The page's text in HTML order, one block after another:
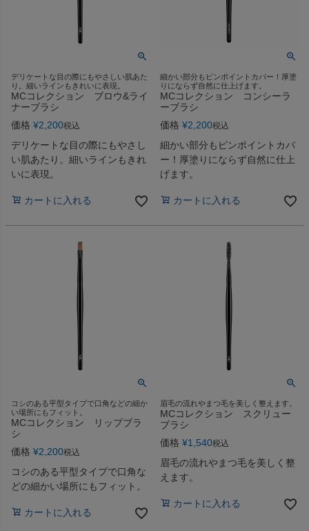
デリケートな目の際にもやさしい肌あた
り。細いラインもきれいに表現。
MCコレクション ブロウ&ライ
ナーブラシ
価格 ¥2,200税込
デリケートな目の際にもやさし
い肌あたり。細いラインもきれ
いに表現。
カートに入れる
細かい部分もピンポイントカバー！厚塗
りにならず自然に仕上げます。
MCコレクション コンシーラ
ーブラシ
価格 ¥2,200税込
細かい部分もピンポイントカバ
ー！厚塗りにならず自然に仕上
げます。
カートに入れる
コシのある平型タイプで口角などの細か
い場所にもフィット。
MCコレクション リップブラ
シ
価格 ¥2,200税込
コシのある平型タイプで口角な
どの細かい場所にもフィット。
カートに入れる
眉毛の流れやまつ毛を美しく整えます。
MCコレクション スクリュー
ブラシ
価格 ¥1,540税込
眉毛の流れやまつ毛を美しく整
えます。
カートに入れる